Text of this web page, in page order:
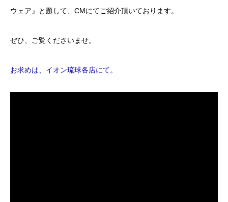
ウェア』と題して、CMにてご紹介頂いております。
ぜひ、ご覧くださいませ。
お求めは、イオン琉球各店にて。